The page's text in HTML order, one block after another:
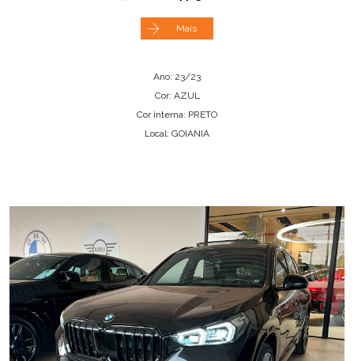
Mais
Ano: 23/23
Cor: AZUL
Cor interna: PRETO
Local: GOIANIA